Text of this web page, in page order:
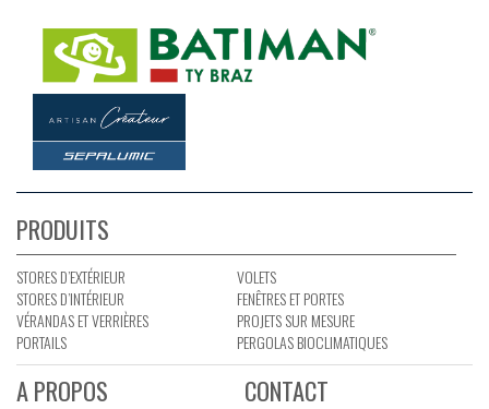
PRODUITS
STORES D’EXTÉRIEUR
STORES D’INTÉRIEUR
VÉRANDAS ET VERRIÈRES
PORTAILS
VOLETS
FENÊTRES ET PORTES
PROJETS SUR MESURE
PERGOLAS BIOCLIMATIQUES
A PROPOS CONTACT